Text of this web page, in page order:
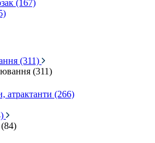
(167)
(311)
(311)
атрактанти (266)
(84)